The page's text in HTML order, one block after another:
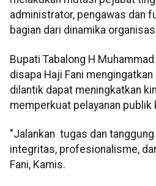
administrator, pengawas dan
bagian dari dinamika
Bupati Tabalong H
disapa Haji Fani
dilantik dapat meningkatkan
memperkuat pelayanan publik
"Jalankan tugas dan
integritas, profesionalisme,
Fani, Kamis.